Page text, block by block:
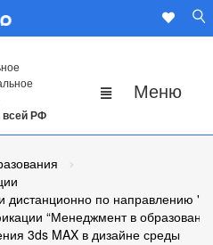
всей РФ
по направлению
“Менеджмент в
3ds MAX в дизайне среды